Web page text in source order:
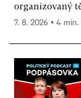
organizovaný
7. 8. 2026 ▪ 4 min.